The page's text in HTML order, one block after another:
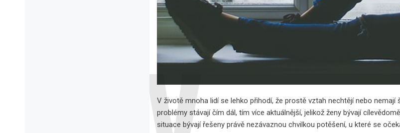
V životě mnoha lidí se lehko přihodí, že prostě vztah nechtějí nebo
problémy stávají čím dál, tím více aktuálnější, jelikož ženy bývají
situace bývají řešeny právě nezávaznou chvilkou potěšení, u které se